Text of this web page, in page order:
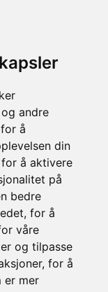
andre
å
din
for å aktivere
på
bedre
, for å
våre
og tilpasse
, for å
er mer